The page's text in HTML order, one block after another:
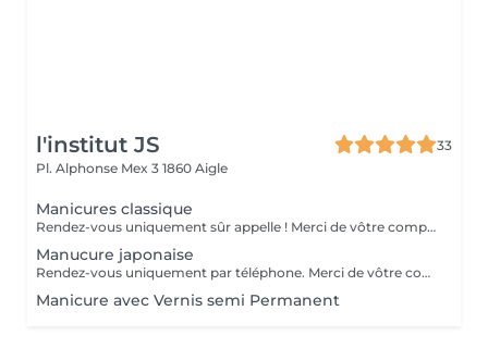
l'institut JS
33
Pl. Alphonse Mex 3 1860 Aigle
Manicures classique
Rendez-vous uniquement sûr appelle ! Merci de vôtre compréhension..
Manucure japonaise
Rendez-vous uniquement par téléphone. Merci de vôtre compréhension.
Manicure avec Vernis semi Permanent